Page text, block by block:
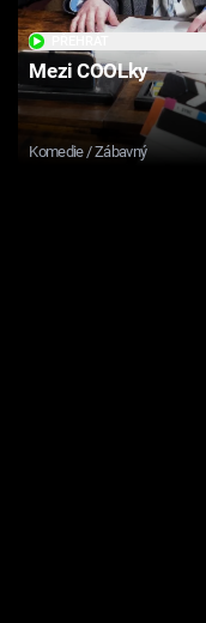
Mezi COOLky
Komedie / Zábavný